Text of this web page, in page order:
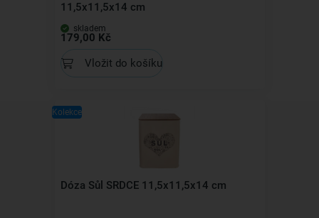
11,5x11,5x14 cm
skladem
179,00 Kč
Vložit do košíku
Kolekce
Dóza Sůl SRDCE 11,5x11,5x14 cm